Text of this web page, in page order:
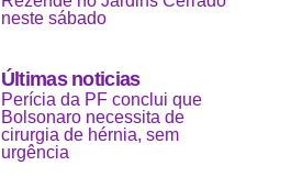
neste sábado
Últimas noticias
Perícia da PF conclui que
Bolsonaro necessita de
cirurgia de hérnia, sem
urgência